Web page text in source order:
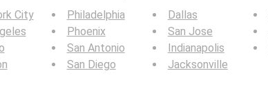
City
Philadelphia
Phoenix
San Antonio
San Diego
Dallas
San Jose
Indianapolis
Jacksonville